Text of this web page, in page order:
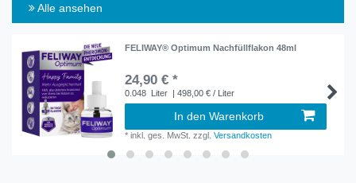
Alle ansehen
FELIWAY® Optimum Nachfüllflakon 48ml
24,90 € *
0.048 Liter | 498,00 € / Liter
In den Warenkorb
*inkl. ges. MwSt. zzgl.Versandkosten